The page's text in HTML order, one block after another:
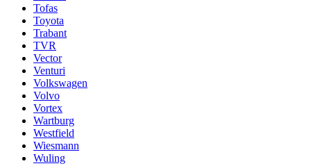
Tofas
Toyota
Trabant
TVR
Vector
Venturi
Volkswagen
Volvo
Vortex
Wartburg
Westfield
Wiesmann
Wuling